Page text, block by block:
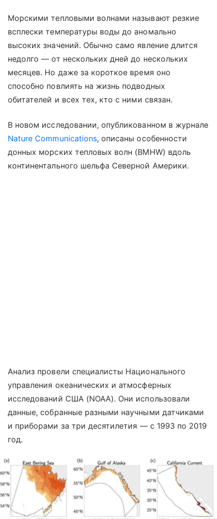
Морскими тепловыми волнами называют резкие
всплески температуры воды до аномально
высоких значений. Обычно само явление длится
недолго— от нескольких дней до нескольких
месяцев. Но даже за короткое время оно
способно повлиять на жизнь подводных
обитателей и всех тех, кто с ними связан.
В новом исследовании, опубликованном в журнале
Nature Communications, описаны особенности
донных морских тепловых волн (BMHW) вдоль
континентального шельфа Северной Америки.
Анализ провели специалисты Национального
управления океанических и атмосферных
исследований США (NOAA). Они использовали
данные, собранные разными научными датчиками
и приборами за три десятилетия —с 1993 по 2019
год.